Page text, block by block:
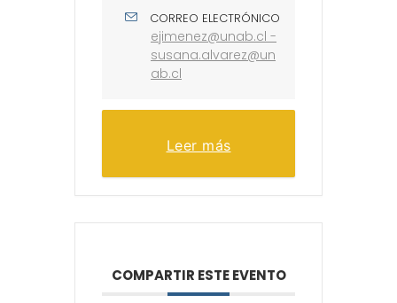
CORREO ELECTRÓNICO
ejimenez@unab.cl -
susana.alvarez@un
ab.cl
Leer más
COMPARTIR ESTE EVENTO